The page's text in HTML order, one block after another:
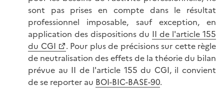
sont pas prises en compte dans le résultat
professionnel imposable, sauf exception, en
application des dispositions du II de l'article 155
du CGI
. Pour plus de précisions sur cette règle
de neutralisation des effets de la théorie du bilan
prévue au II de l'article 155 du CGI, il convient
de se reporter au BOI-BIC-BASE-90.